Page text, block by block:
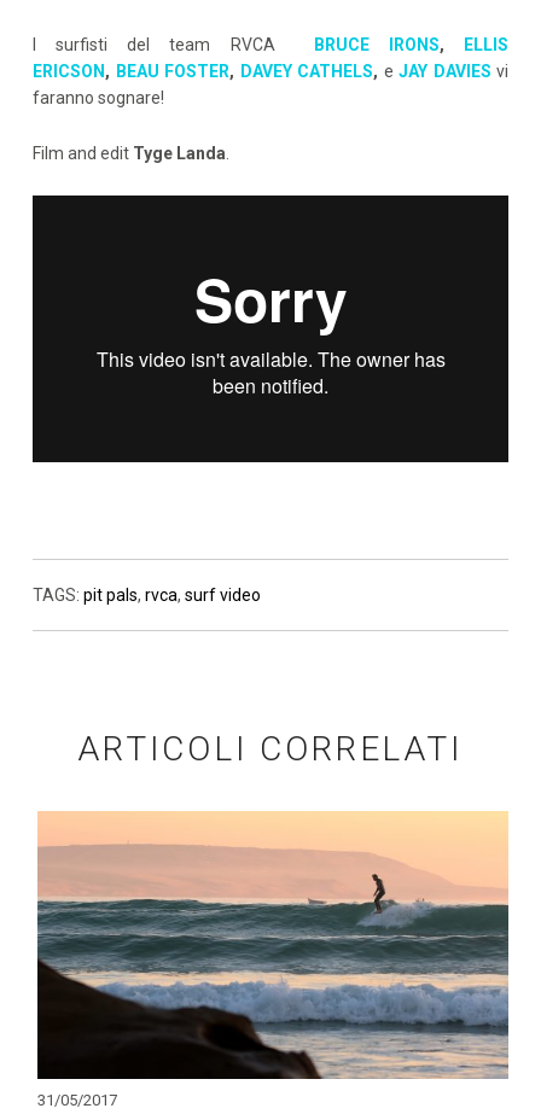
I surfisti del team RVCA BRUCE IRONS,
ELLIS
ERICSON , BEAU FOSTER, DAVEY CATHELS, e JAY DAVIES vi
faranno sognare!
Film and edit Tyge Landa
TAGS: pit pals, rvca, surf video
ARTICOLI CORRELATI
31/05/2017